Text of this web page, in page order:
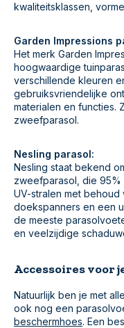
kwaliteitsklassen,
Garden Impressions
Het merk Garden
hoogwaardige
verschillende kleuren
gebruiksvriendelijke
materialen en functies.
zweefparasol.
Nesling parasol:
Nesling staat bekend
zweefparasol, die
UV-stralen met behoud
doekspanners en een
de meeste
en veelzijdige
Accessoires voor
Natuurlijk ben je met
ook nog een
beschermhoes. Een